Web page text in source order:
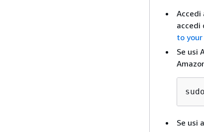
Accedi
accedi
to your
Se usi
Se usi